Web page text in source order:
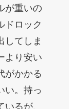
が重いの
ドロック
してしま
より安い
がかかる
い。持っ
るが、